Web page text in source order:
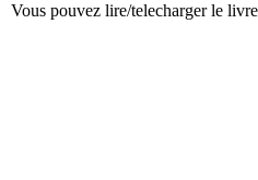
Vous pouvez lire/telecharger le